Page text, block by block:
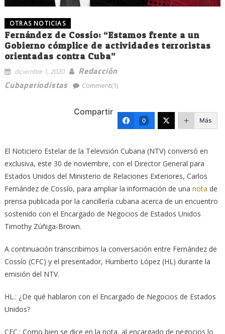
OTRAS NOTICIAS
Fernández de Cossío: “Estamos frente a un
Gobierno cómplice de actividades terroristas
orientadas contra Cuba”
diciembre 1, 2020
Redacción
Cubaperiodistas
Comment(1)
Compartir
0 Más
El Noticiero Estelar de la Televisión Cubana (NTV) conversó en
exclusiva, este 30 de noviembre, con el Director General para
Estados Unidos del Ministerio de Relaciones Exteriores, Carlos
Fernández de Cossío, para ampliar la información de una nota de
prensa publicada por la cancillería cubana acerca de un encuentro
sostenido con el Encargado de Negocios de Estados Unidos
Timothy Zúñiga-Brown.
A continuación transcribimos la conversación entre Fernández de
Cossío (CFC) y el presentador, Humberto López (HL) durante la
emisión del NTV.
HL.: ¿De qué hablaron con el Encargado de Negocios de Estados
Unidos?
CFC.: Como bien se dice en la nota, al encargado de negocios lo